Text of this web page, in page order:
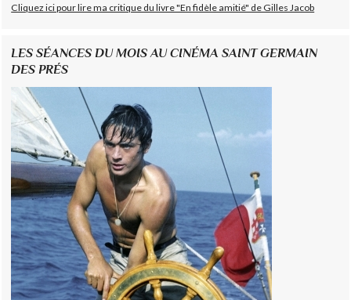
Cliquez ici pour lire ma critique du livre "En fidèle amitié" de Gilles Jacob
LES SÉANCES DU MOIS AU CINÉMA SAINT GERMAIN
DES PRÉS